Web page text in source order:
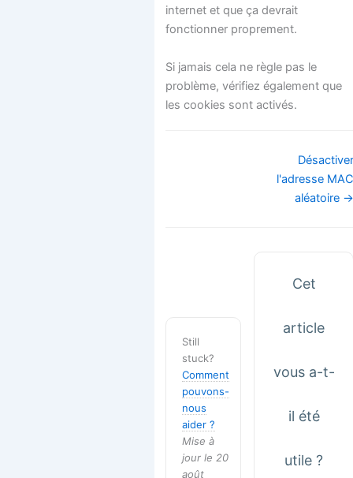
internet et que ça devrait
fonctionner proprement.
Si jamais cela ne règle pas le
problème, vérifiez également que
les cookies sont activés.
l'adresse
aléatoire
Still
stuck?
Comment
pouvons-
nous
aider ?
Mise à
jour le 20
août
Cet
article
vous a-t-
il été
utile ?